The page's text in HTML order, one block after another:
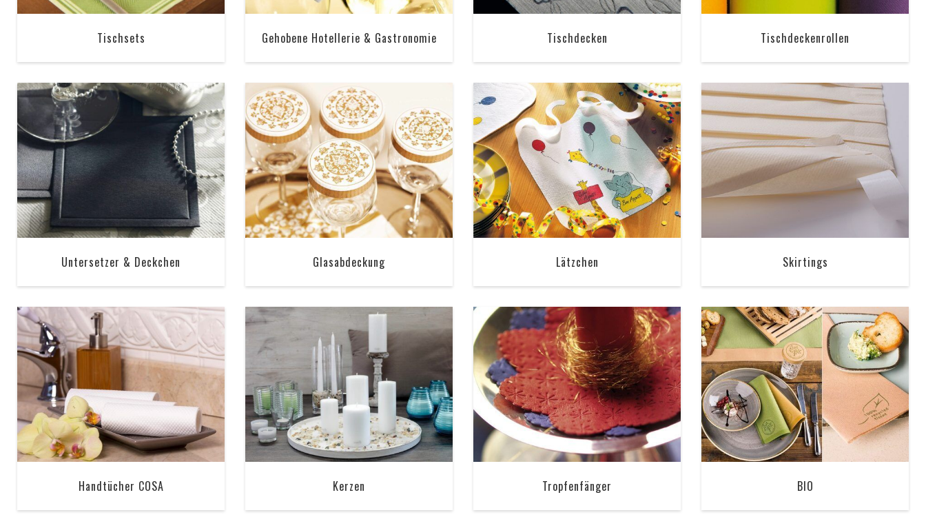
Tischsets Gehobene Hotellerie & Gastronomie Tischdecken Tischdeckenrollen
Untersetzer & Deckchen Glasabdeckung Lätzchen Skirtings
Handtücher COSA Kerzen Tropfenfänger BIO